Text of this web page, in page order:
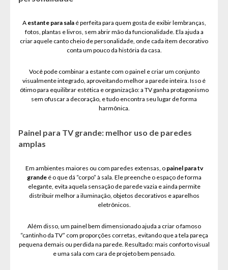
A estante para salaé perfeita para quem gosta de exibir lembranças,
fotos, plantas e livros, sem abrir mão da funcionalidade. Ela ajuda a
criar aquele canto cheio de personalidade, onde cada item decorativo
conta um pouco da história da casa.
Você pode combinar a estante com o painel e criar um conjunto
visualmente integrado, aproveitando melhor a parede inteira. Isso é
ótimo para equilibrar estética e organização: a TV ganha protagonismo
sem ofuscar a decoração, e tudo encontra seu lugar de forma
harmônica.
Painel para TV grande: melhor uso de paredes
amplas
Em ambientes maiores ou com paredes extensas, o painel para tv
grandeé o que dá “corpo” à sala. Ele preenche o espaço de forma
elegante, evita aquela sensação de parede vazia e ainda permite
distribuir melhor a iluminação, objetos decorativos e aparelhos
eletrônicos.
Além disso, um painel bem dimensionado ajuda a criar o famoso
“cantinho da TV” com proporções corretas, evitando que a tela pareça
pequena demais ou perdida na parede. Resultado: mais conforto visual
e uma sala com cara de projeto bem pensado.